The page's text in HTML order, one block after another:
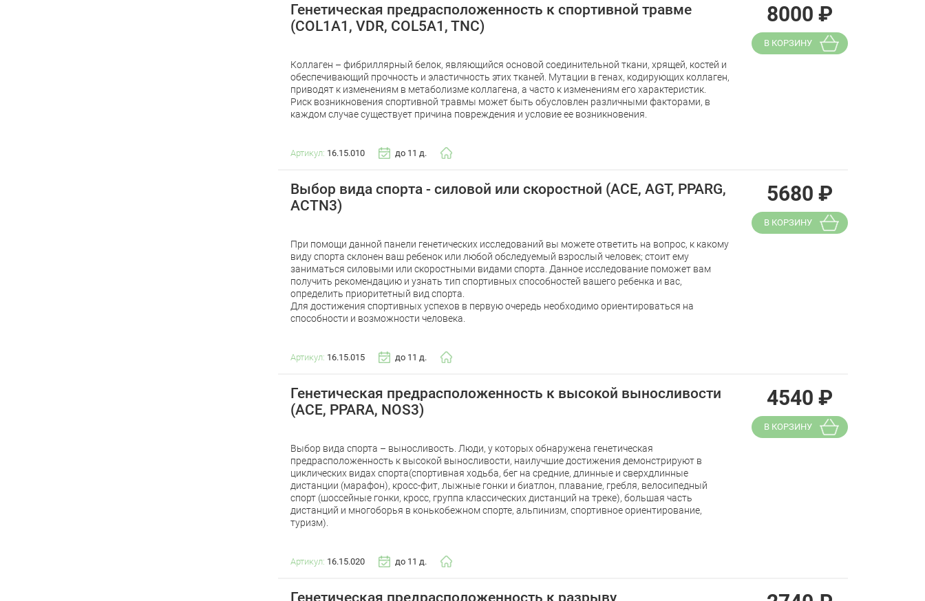
Генетическая предрасположенность к спортивной травме
(COL1A1, VDR, COL5A1, TNC)
Коллаген – фибриллярный белок, являющийся основой соединительной ткани, хрящей, костей и
обеспечивающий прочность и эластичность этих тканей. Мутации в генах, кодирующих коллаген,
приводят к изменениям в метаболизме коллагена, а часто к изменениям его характеристик.
Риск возникновения спортивной травмы может быть обусловлен различными факторами, в
каждом случае существует причина повреждения и условие ее возникновения.
Артикул: 16.15.010 до 11 д.
8000 ₽
В КОРЗИНУ
Выбор вида спорта - силовой или скоростной (ACE, AGT, PPARG,
ACTN3)
При помощи данной панели генетических исследований вы можете ответить на вопрос, к какому
виду спорта склонен ваш ребенок или любой обследуемый взрослый человек; стоит ему
заниматься силовыми или скоростными видами спорта. Данное исследование поможет вам
получить рекомендацию и узнать тип спортивных способностей вашего ребенка и вас,
определить приоритетный вид спорта.
Для достижения спортивных успехов в первую очередь необходимо ориентироваться на
способности и возможности человека.
Артикул: 16.15.015 до 11 д.
5680 ₽
В КОРЗИНУ
Генетическая предрасположенность к высокой выносливости
(ACE, PPARA, NOS3)
Выбор вида спорта – выносливость. Люди, у которых обнаружена генетическая
предрасположенность к высокой выносливости, наилучшие достижения демонстрируют в
циклических видах спорта(спортивная ходьба, бег на средние, длинные и сверхдлинные
дистанции (марафон), кросс-фит, лыжные гонки и биатлон, плавание, гребля, велосипедный
спорт (шоссейные гонки, кросс, группа классических дистанций на треке), большая часть
дистанций и многоборья в конькобежном спорте, альпинизм, спортивное ориентирование,
туризм).
Артикул: 16.15.020 до 11 д.
4540 ₽
В КОРЗИНУ
Генетическая предрасположенность к разрыву